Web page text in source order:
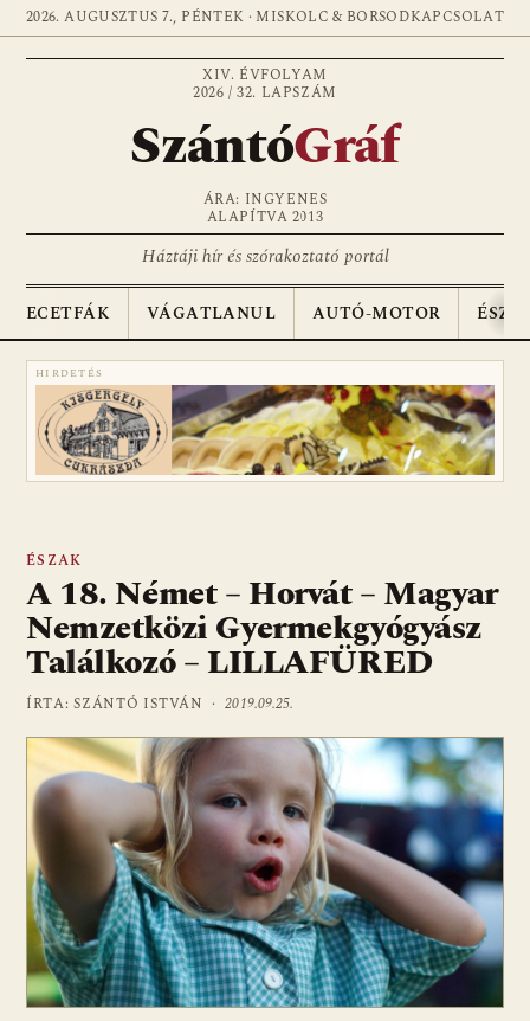
2026. AUGUSZTUS 7., PÉNTEK · MISKOLC & BORSODKAPCSOLAT
XIV. ÉVFOLYAM
2026 / 32. LAPSZÁM
SzántóGráf
ÁRA: INGYENES
ALAPÍTVA 2013
Háztáji hír és szórakoztató portál
ECETFÁK VÁGATLANUL AUTÓ-MOTOR
HIRDETÉS
ÉSZAK
A 18. Német – Horvát – Magyar
Nemzetközi Gyermekgyógyász
Találkozó – LILLAFÜRED
ÍRTA: SZÁNTÓ ISTVÁN ·2019.09.25.